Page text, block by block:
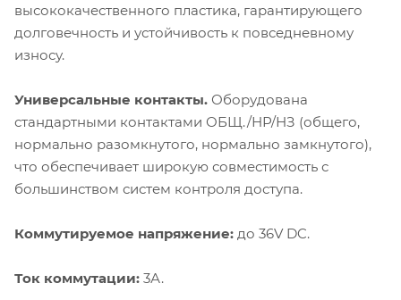
высококачественного пластика, гарантирующего
долговечность и устойчивость к повседневному
износу.
Универсальные контакты. Оборудована
стандартными контактами ОБЩ./НР/НЗ (общего,
нормально разомкнутого, нормально замкнутого),
что обеспечивает широкую совместимость с
большинством систем контроля доступа.
Коммутируемое напряжение: до 36V DC.
Ток коммутации: 3А.